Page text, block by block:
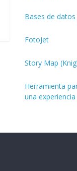
Bases de
FotoJet
Story Map
Herramienta
una